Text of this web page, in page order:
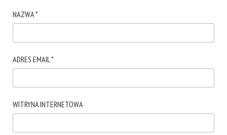
NAZWA*
ADRES EMAIL*
WITRYNA INTERNETOWA